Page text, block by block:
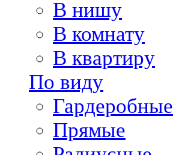
В нишу
В комнату
В квартиру
По виду
Гардеробные
Прямые